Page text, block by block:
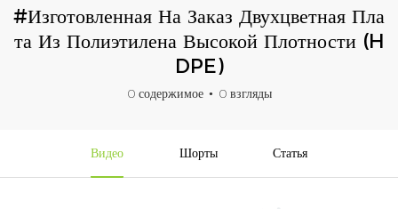
#изготовленная На Заказ Двухцветная Пла
Та Из Полиэтилена Высокой Плотности (H
DPE)
0 содержимое 0 взгляды
Видео Шорты Статья